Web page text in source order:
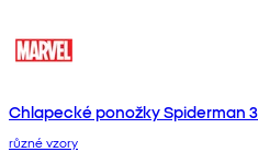
Chlapecké ponožky Spiderman
různé vzory